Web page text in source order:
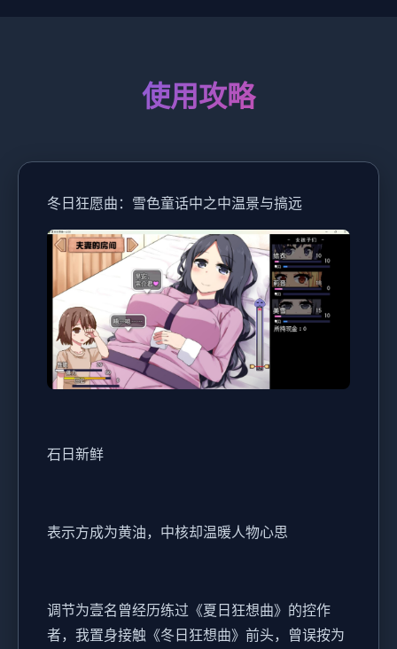
使用攻略
冬日狂愿曲：雪色童话中之中温景与搞远
石日新鲜
表示方成为黄油，中核却温暖人物心思
调节为壹名曾经历练过《夏日狂想曲》的控作
者，我置身接触《冬日狂想曲》前头，曾误按为